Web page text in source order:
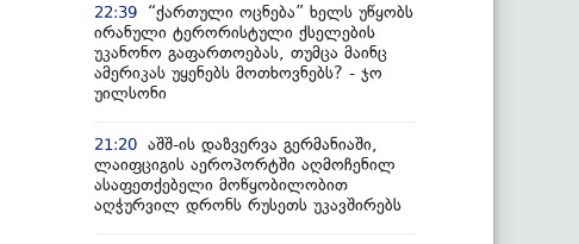
22:39
“ქართული ოცნება” ხელს უწყობს
ირანული ტერორისტული ქსელების
უკანონო გაფართოებას, თუმცა მაინც
ამერიკას უყენებს მოთხოვნებს? - ჯო
უილსონი
21:20 აშშ-ის დაზვერვა გერმანიაში,
ლაიფციგის აეროპორტში აღმოჩენილ
ასაფეთქებელი მოწყობილობით
აღჭურვილ დრონს რუსეთს უკავშირებს